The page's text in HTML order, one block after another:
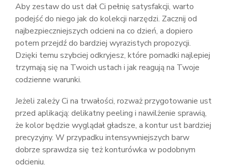
Aby zestaw do ust dał Ci pełnię satysfakcji, warto
podejść do niego jak do kolekcji narzędzi. Zacznij od
najbezpieczniejszych odcieni na co dzień, a dopiero
potem przejdź do bardziej wyrazistych propozycji.
Dzięki temu szybciej odkryjesz, które pomadki najlepiej
trzymają się na Twoich ustach i jak reagują na Twoje
codzienne warunki.
Jeżeli zależy Ci na trwałości, rozważ przygotowanie ust
przed aplikacją: delikatny peeling i nawilżenie sprawią,
że kolor będzie wyglądał gładsze, a kontur ust bardziej
precyzyjny. W przypadku intensywniejszych barw
dobrze sprawdza się też konturówka w podobnym
odcieniu.